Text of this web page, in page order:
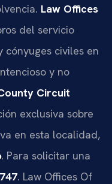
Law Offices
del servicio
cónyuges civiles en
y no
Circuit
exclusiva sobre
en esta localidad,
. Para solicitar una
. Law Offices Of